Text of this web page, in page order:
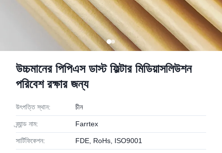
উচ্চমানের পিপিএস ডাস্ট ফিল্টার মিডিয়াসলিউশন
পরিবেশ রক্ষার জন্য
উৎপত্তি স্থান: চীন
ব্র্যান্ড নাম: Farrtex
সার্টিফিকেশন: FDE, RoHs, ISO9001